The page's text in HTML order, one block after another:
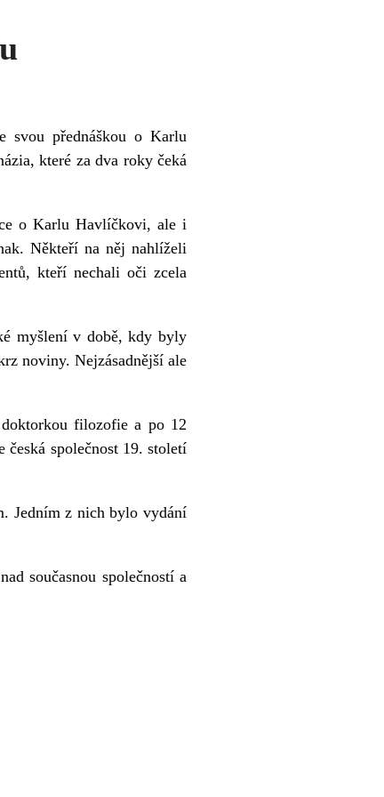
svou přednáškou o Karlu
které za dva roky čeká
o Karlu Havlíčkovi, ale i
Někteří na něj nahlíželi
kteří nechali oči zcela
myšlení v době, kdy byly
noviny. Nejzásadnější ale
filozofie a po 12
společnost 19. století
Jedním z nich bylo vydání
současnou společností a